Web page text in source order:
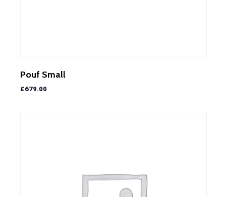
Pouf Small
£679.00